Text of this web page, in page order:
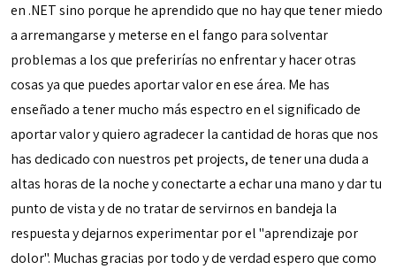
en .NET sino porque he aprendido que no hay que tener miedo
a arremangarse y meterse en el fango para solventar
problemas a los que preferirías no enfrentar y hacer otras
cosas ya que puedes aportar valor en ese área. Me has
enseñado a tener mucho más espectro en el significado de
aportar valor y quiero agradecer la cantidad de horas que nos
has dedicado con nuestros pet projects, de tener una duda a
altas horas de la noche y conectarte a echar una mano y dar tu
punto de vista y de no tratar de servirnos en bandeja la
respuesta y dejarnos experimentar por el "aprendizaje por
dolor". Muchas gracias por todo y de verdad espero que como